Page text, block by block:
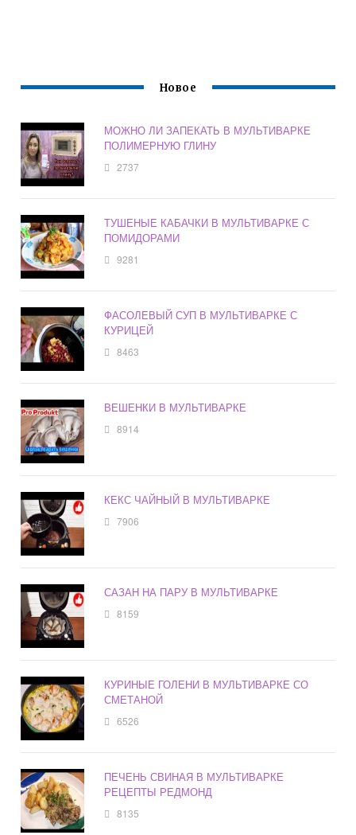
Новое
МОЖНО ЛИ ЗАПЕКАТЬ В МУЛЬТИВАРКЕ
ПОЛИМЕРНУЮ ГЛИНУ
2737
ТУШЕНЫЕ КАБАЧКИ В МУЛЬТИВАРКЕ С
ПОМИДОРАМИ
9281
ФАСОЛЕВЫЙ СУП В МУЛЬТИВАРКЕ С
КУРИЦЕЙ
8463
ВЕШЕНКИ В МУЛЬТИВАРКЕ
8914
КЕКС ЧАЙНЫЙ В МУЛЬТИВАРКЕ
7906
САЗАН НА ПАРУ В МУЛЬТИВАРКЕ
8159
КУРИНЫЕ ГОЛЕНИ В МУЛЬТИВАРКЕ СО
СМЕТАНОЙ
6526
ПЕЧЕНЬ СВИНАЯ В МУЛЬТИВАРКЕ
РЕЦЕПТЫ РЕДМОНД
8135